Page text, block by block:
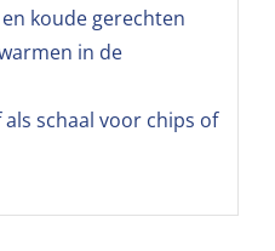
koude gerechten
in de
schaal voor chips of